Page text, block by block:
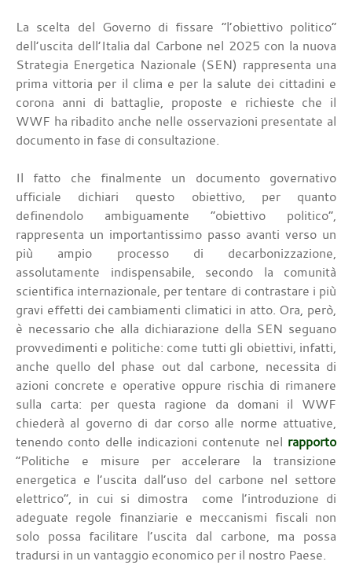
La scelta del Governo di fissare “l’obiettivo politico”
dell’uscita dell’Italia dal Carbone nel 2025 con la nuova
Strategia Energetica Nazionale (SEN) rappresenta una
prima vittoria per il clima e per la salute dei cittadini e
corona anni di battaglie, proposte e richieste che il
WWF ha ribadito anche nelle osservazioni presentate al
documento in fase di consultazione.
Il fatto che finalmente un documento governativo
ufficiale dichiari questo obiettivo, per quanto
definendolo ambiguamente “obiettivo politico”,
rappresenta un importantissimo passo avanti verso un
più ampio processo di decarbonizzazione,
assolutamente indispensabile, secondo la comunità
scientifica internazionale, per tentare di contrastare i più
gravi effetti dei cambiamenti climatici in atto. Ora, però,
è necessario che alla dichiarazione della SEN seguano
provvedimenti e politiche: come tutti gli obiettivi, infatti,
anche quello del phase out dal carbone, necessita di
azioni concrete e operative oppure rischia di rimanere
sulla carta: per questa ragione da domani il WWF
chiederà al governo di dar corso alle norme attuative,
tenendo conto delle indicazioni contenute nel rapporto
“Politiche e misure per accelerare la transizione
energetica e l’uscita dall’uso del carbone nel settore
elettrico”, in cui si dimostra come l’introduzione di
adeguate regole finanziarie e meccanismi fiscali non
solo possa facilitare l’uscita dal carbone, ma possa
tradursi in un vantaggio economico per il nostro Paese.